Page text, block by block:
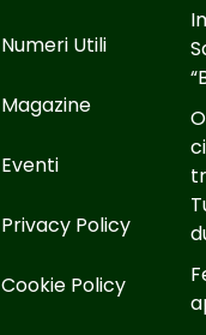
Numeri Utili
Magazine
Eventi
Privacy Policy
Cookie Policy